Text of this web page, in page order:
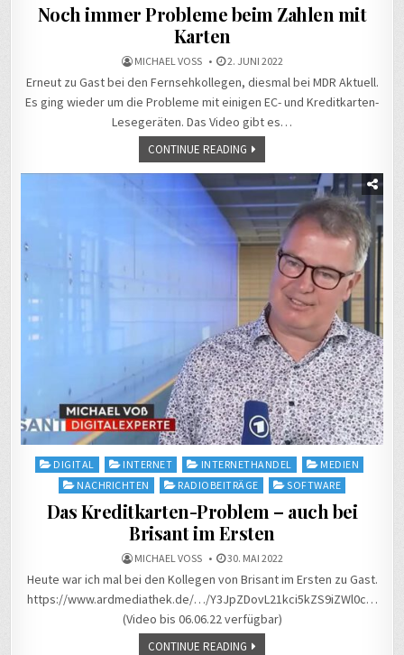
Noch immer Probleme beim Zahlen mit
Karten
MICHAEL VOSS 2. JUNI 2022
Erneut zu Gast bei den Fernsehkollegen, diesmal bei MDR Aktuell.
Es ging wieder um die Probleme mit einigen EC- und Kreditkarten-
Lesegeräten. Das Video gibt es…
CONTINUE READING
Posted
DIGITAL INTERNET INTERNETHANDEL
MEDIEN
NACHRICHTEN
RADIOBEITRÄGE SOFTWARE
Das Kreditkarten-Problem – auch bei
Brisant im Ersten
MICHAEL VOSS 30. MAI 2022
Heute war ich mal bei den Kollegen von Brisant im Ersten zu Gast.
https://www.ardmediathek.de/…/Y3JpZDovL21kci5kZS9iZWl0c…
(Video bis 06.06.22 verfügbar)
CONTINUE READING